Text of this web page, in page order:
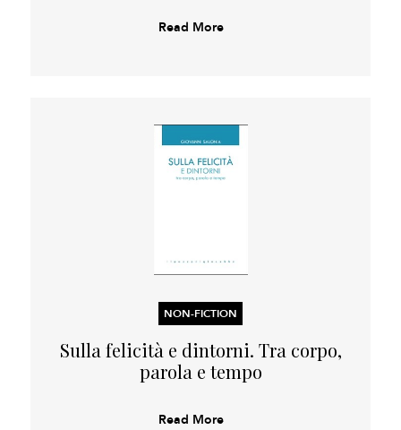
Read More
NON-FICTION
Sulla felicità e dintorni. Tra corpo,
parola e tempo
Read More